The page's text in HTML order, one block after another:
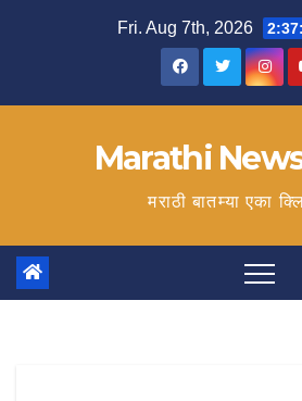
Fri. Aug 7th, 2026
Marathi
मराठी बातम्या एका